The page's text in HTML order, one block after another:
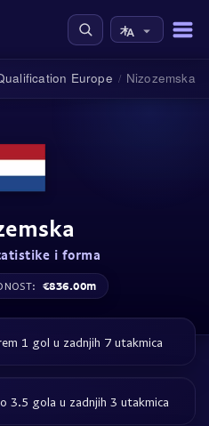
Europe / Nizozemska
i forma
€836.00m
1 gol u zadnjih 7 utakmica
3.5 gola u zadnjih 3 utakmica